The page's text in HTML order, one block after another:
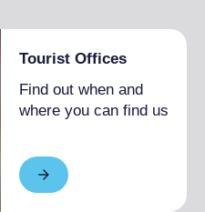
Tourist Offices
Find out when and
where you can find us